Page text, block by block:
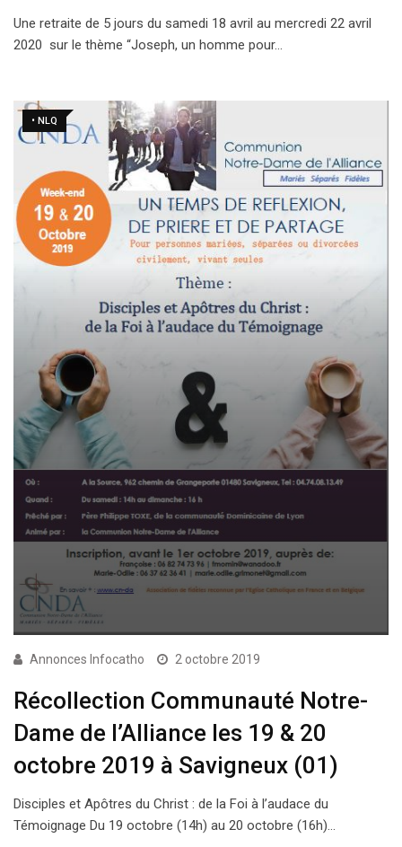
Une retraite de 5 jours du samedi 18 avril au mercredi 22 avril
2020 sur le thème “Joseph, un homme pour…
• NLQ
Annonces Infocatho 2 octobre 2019
Récollection Communauté Notre-
Dame de l’Alliance les 19 & 20
octobre 2019 à Savigneux (01)
Disciples et Apôtres du Christ : de la Foi à l’audace du
Témoignage Du 19 octobre (14h) au 20 octobre (16h)…